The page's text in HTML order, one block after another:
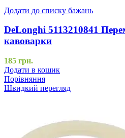
Додати до списку бажань
DeLonghi 5113210841
кавоварки
185 грн.
Додати в кошик
Порівняння
Швидкий перегляд